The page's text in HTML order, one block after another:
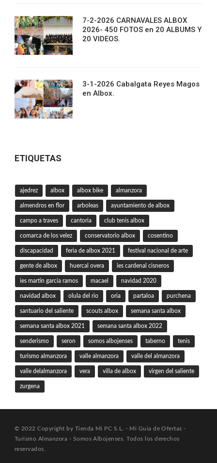
7-2-2026 CARNAVALES ALBOX
2026- 450 FOTOS en 20 ALBUMS Y
20 VIDEOS.
3-1-2026 Cabalgata Reyes Magos
en Albox.
ETIQUETAS
ajedrez albox albox bike almanzora
almendros en flor arboleas ayuntamiento de albox
campo a traves cantoria club tenis albox
comarca de los velez conservatorio albox cosentino
discapacidad feria de albox 2021 festival nacional de arte
gente de albox huercal overa ies cardenal cisneros
ies martin garcia ramos macael navidad 2020
navidad albox olula del rio oria partaloa purchena
santuario del saliente scouts albox semana santa albox
semana santa albox 2021 semana santa albox 2022
senderismo seron somos albojenses taberno tenis
turismo almanzora valle almanzora valle del almanzora
valle delalmanzora vera villa de albox virgen del saliente
zurgena
© 2022 Copyright by Tienda Mi PC S.L. - Mi Guia de Ofertas -
Turismo Almanzora - Somos Albojenses. Todos los derechos
reservados.